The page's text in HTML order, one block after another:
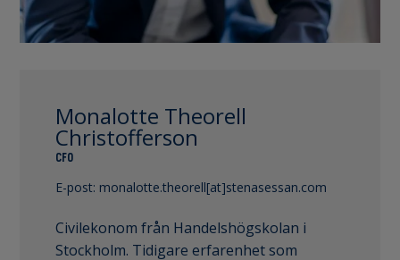
Monalotte Theorell
Christofferson
CFO
E-post: monalotte.theorell[at]stenasessan.com
Civilekonom från Handelshögskolan i
Stockholm. Tidigare erfarenhet som